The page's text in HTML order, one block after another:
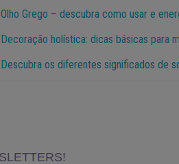
Olho Grego – descubra como usar e
Decoração holística: dicas básicas para
Descubra os diferentes significados de